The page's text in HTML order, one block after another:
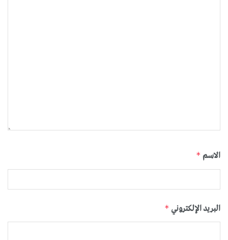
الاسم *
البريد الإلكتروني *